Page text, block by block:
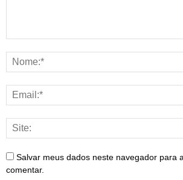
Salvar meus dados neste navegador para
comentar.